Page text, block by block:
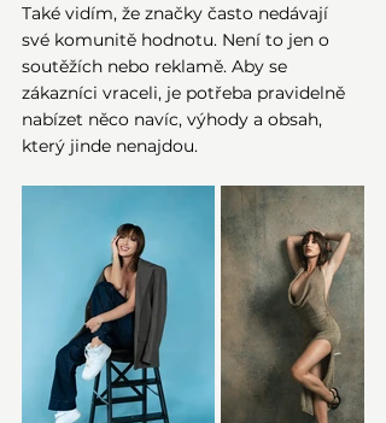
Také vidím, že značky často nedávají
své komunitě hodnotu. Není to jen o
soutěžích nebo reklamě. Aby se
zákazníci vraceli, je potřeba pravidelně
nabízet něco navíc, výhody a obsah,
který jinde nenajdou.